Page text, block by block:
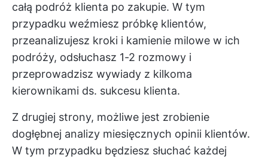
całą podróż klienta po zakupie. W tym
przypadku weźmiesz próbkę klientów,
przeanalizujesz kroki i kamienie milowe w ich
podróży, odsłuchasz 1-2 rozmowy i
przeprowadzisz wywiady z kilkoma
kierownikami ds. sukcesu klienta.
Z drugiej strony, możliwe jest zrobienie
dogłębnej analizy miesięcznych opinii klientów.
W tym przypadku będziesz słuchać każdej